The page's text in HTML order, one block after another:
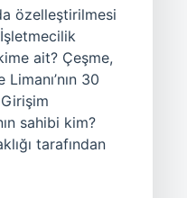
özelleştirilmesi
ait? Çeşme,
30
sahibi kim?
tarafından